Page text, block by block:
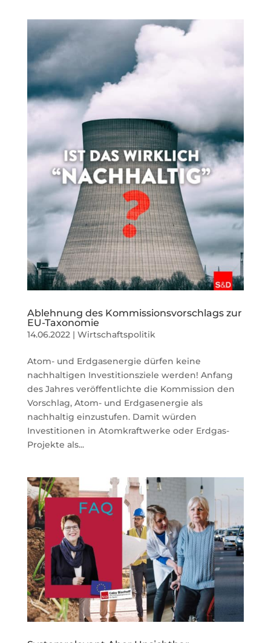
Ablehnung des Kommissionsvorschlags zur
EU-Taxonomie
14.06.2022| Wirtschaftspolitik
Atom- und Erdgasenergie dürfen keine
nachhaltigen Investitionsziele werden! Anfang
des Jahres veröffentlichte die Kommission den
Vorschlag, Atom- und Erdgasenergie als
nachhaltig einzustufen. Damit würden
Investitionen in Atomkraftwerke oder Erdgas-
Projekte als...